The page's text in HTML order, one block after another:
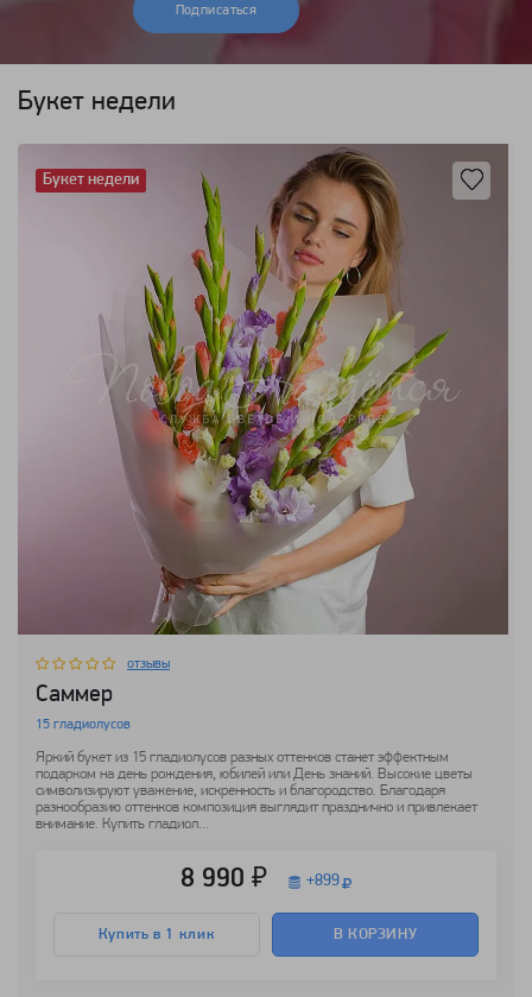
Подписаться
Букет недели
отзывы
Саммер
15 гладиолусов
Яркий букет из 15 гладиолусов разных оттенков станет эффектным
подарком на день рождения, юбилей или День знаний. Высокие цветы
символизируют уважение, искренность и благородство. Благодаря
разнообразию оттенков композиция выглядит празднично и привлекает
внимание. Купить гладиол...
8 990 ₽ +899
Купить в 1 клик В КОРЗИНУ
Букет недели